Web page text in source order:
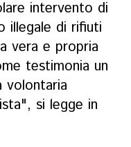
intervento di
illegale di rifiuti
vera e propria
testimonia un
volontaria
si legge in